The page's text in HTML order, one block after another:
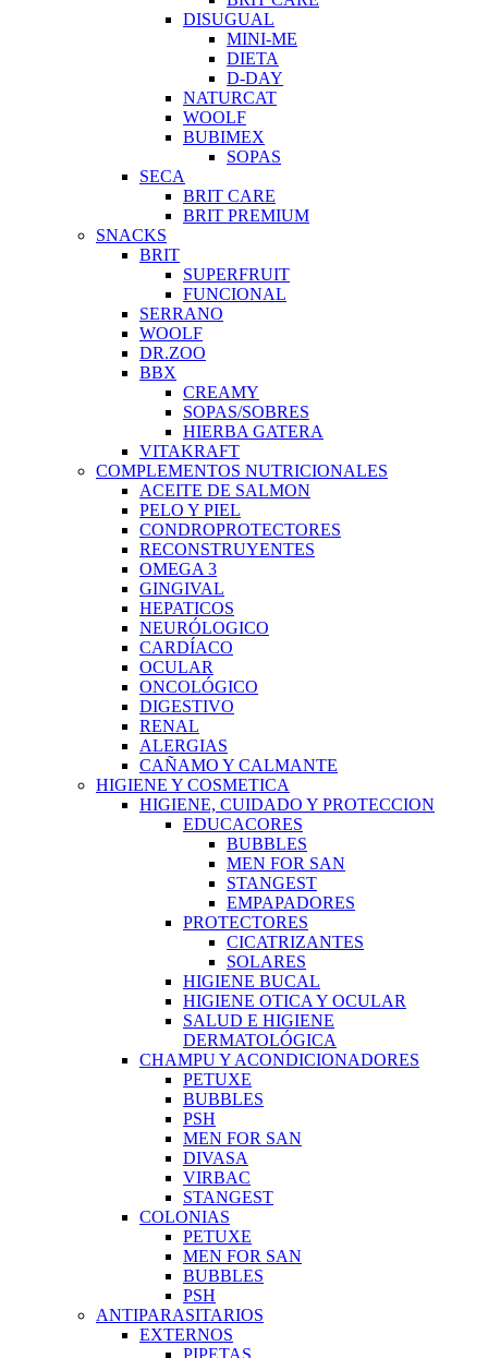
DISUGUAL
MINI-ME
DIETA
D-DAY
NATURCAT
WOOLF
BUBIMEX
SOPAS
SECA
BRIT CARE
BRIT PREMIUM
SNACKS
BRIT
SUPERFRUIT
FUNCIONAL
SERRANO
WOOLF
DR.ZOO
BBX
CREAMY
SOPAS/SOBRES
HIERBA GATERA
VITAKRAFT
COMPLEMENTOS NUTRICIONALES
ACEITE DE SALMON
PELO Y PIEL
CONDROPROTECTORES
RECONSTRUYENTES
OMEGA 3
GINGIVAL
HEPATICOS
NEURÓLOGICO
CARDÍACO
OCULAR
ONCOLÓGICO
DIGESTIVO
RENAL
ALERGIAS
CAÑAMO Y CALMANTE
HIGIENE Y COSMETICA
HIGIENE, CUIDADO Y PROTECCION
EDUCACORES
BUBBLES
MEN FOR SAN
STANGEST
EMPAPADORES
PROTECTORES
CICATRIZANTES
SOLARES
HIGIENE BUCAL
HIGIENE OTICA Y OCULAR
SALUD E HIGIENE
DERMATOLÓGICA
CHAMPU Y ACONDICIONADORES
PETUXE
BUBBLES
PSH
MEN FOR SAN
DIVASA
VIRBAC
STANGEST
COLONIAS
PETUXE
MEN FOR SAN
BUBBLES
PSH
ANTIPARASITARIOS
EXTERNOS
PIPETAS